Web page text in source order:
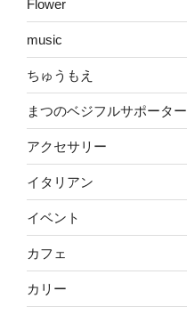
Flower
music
ちゅうもえ
まつのベジフルサポーター
アクセサリー
イタリアン
イベント
カフェ
カリー